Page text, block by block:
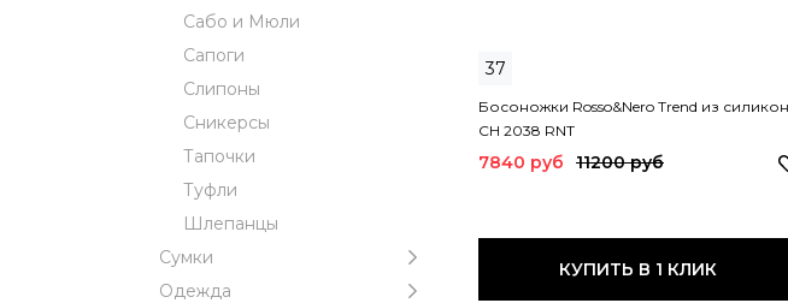
Сабо и Мюли
Сапоги
Слипоны
Сникерсы
Тапочки
Туфли
Шлепанцы
Cумки
Одежда
37
Босоножки Rosso&Nero Trend из
CH 2038 RNT
7840 руб 11200 руб
КУПИТЬ В 1 КЛИК